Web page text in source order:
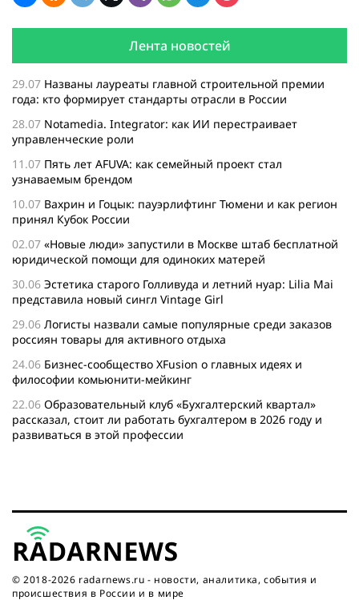
Лента новостей
29.07 Названы лауреаты главной строительной премии
года: кто формирует стандарты отрасли в России
28.07 Notamedia. Integrator: как ИИ перестраивает
управленческие роли
11.07 Пять лет AFUVA: как семейный проект стал
узнаваемым брендом
10.07 Вахрин и Гоцык: пауэрлифтинг Тюмени и как регион
принял Кубок России
02.07 «Новые люди» запустили в Москве штаб бесплатной
юридической помощи для одиноких матерей
30.06 Эстетика старого Голливуда и летний нуар: Lilia Mai
представила новый сингл Vintage Girl
29.06 Логисты назвали самые популярные среди заказов
россиян товары для активного отдыха
24.06 Бизнес-сообщество XFusion о главных идеях и
философии комьюнити-мейкинг
22.06 Образовательный клуб «Бухгалтерский квартал»
рассказал, стоит ли работать бухгалтером в 2026 году и
развиваться в этой профессии
бизнесу нужен ребрендинг для роста компании
26.05Инновационное десятилетие России: бизнес, власть
и общество формируют будущее
© 2018-2026 radarnews.ru - новости, аналитика, события и
происшествия в России и в мире